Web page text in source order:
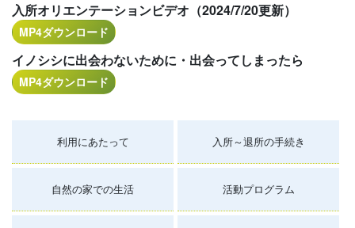
利用にあたって 入所～退所の手続き
自然の家での生活 活動プログラム
入所オリエンテーションビデオ（2024/7/20更新）
MP4ダウンロード
イノシシに出会わないために・出会ってしまったら
MP4ダウンロード